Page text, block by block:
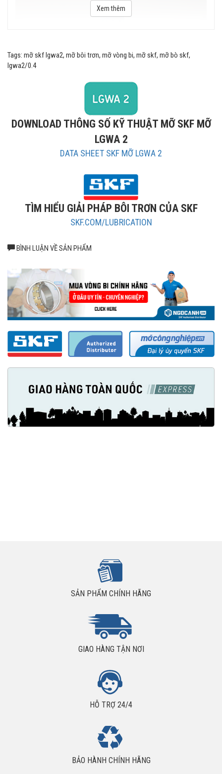
Mỡ SKF LGWA 2/0.4 được đóng hộp theo trọng lượng 400g.
Dãy nhiệt độ hoạt động Mỡ SKF LGWA 2
LGWA 2/0.4 có dãy nhiệt độ hoạt động từ –30°C đến +140°C
Xuất xứ mỡ LGWA 2 SKF chính hãng
Nơi bán mỡ SKF LGWA 2/0.4 uy tín giá rẻ?
Xem thêm
Tags: mỡ skf lgwa2, mỡ bôi trơn, mỡ vòng bi, mỡ skf, mỡ bò skf,
lgwa2/0.4
DOWNLOAD THÔNG SỐ KỸ THUẬT MỠ SKF MỠ
LGWA 2
DATA SHEET SKF MỠ LGWA 2
TÌM HIỂU GIẢI PHÁP BÔI TRƠN CỦA SKF
SKF.COM/LUBRICATION
BÌNH LUẬN VỀ SẢN PHẨM
SẢN PHẨM CHÍNH HÃNG
GIAO HÀNG TẬN NƠI
HỖ TRỢ 24/4
BẢO HÀNH CHÍNH HÃNG